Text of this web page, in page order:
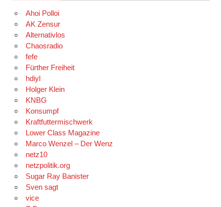
Ahoi Polloi
AK Zensur
Alternativlos
Chaosradio
fefe
Fürther Freiheit
hdiyl
Holger Klein
KNBG
Konsumpf
Kraftfuttermischwerk
Lower Class Magazine
Marco Wenzel – Der Wenz
netz10
netzpolitik.org
Sugar Ray Banister
Sven sagt
vice